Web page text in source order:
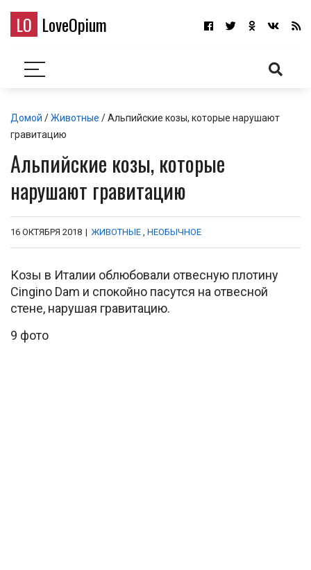
LO LoveOpium
Домой /Животные / Альпийские козы, которые нарушают
гравитацию
Альпийские козы, которые
нарушают гравитацию
16 ОКТЯБРЯ 2018 | ЖИВОТНЫЕ , НЕОБЫЧНОЕ
Козы в Италии облюбовали отвесную плотину
Cingino Dam и спокойно пасутся на отвесной
стене, нарушая гравитацию.
9 фото